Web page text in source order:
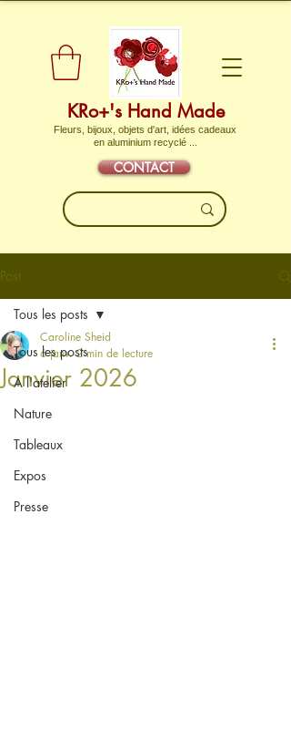
KRo+'s Hand Made
Fleurs, bijoux, objets d'art, idées cadeaux
en aluminium recyclé ...
CONTACT
Post
Tous les posts
A l'atelier
Nature
Tableaux
Expos
Presse
Tous les posts
Janvier 2026
Caroline Sheid
6 janv. 2 min de lecture